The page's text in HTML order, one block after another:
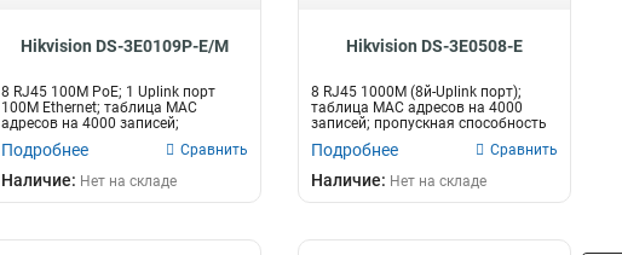
Hikvision DS-3E0109P-E/M
8 RJ45 100M PoE; 1 Uplink порт
100М Ethernet; таблица MAC
адресов на 4000 записей;
пропускная с...
Подробнее Сравнить
Наличие: Нет на складе
Hikvision DS-3E0508-E
8 RJ45 1000M (8й-Uplink порт);
таблица MAC адресов на 4000
записей; пропускная способность
Подробнее Сравнить
Наличие: Нет на складе